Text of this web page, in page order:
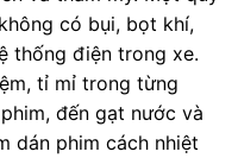
có bụi, bọt khí,
thống điện trong xe.
tỉ mỉ trong từng
đến gạt nước và
dán phim cách nhiệt